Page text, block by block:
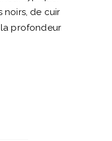
noirs, de cuir
la profondeur